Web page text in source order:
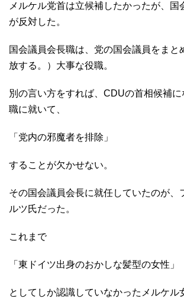
メルケル党首は立候補したかったが、国
が反対した。
国会議員会長職は、党の国会議員をまと
放する。）大事な役職。
別の言い方をすれば、CDUの首相候補
職に就いて、
「党内の邪魔者を排除」
することが欠かせない。
その国会議員会長に就任していたのが、
ルツ氏だった。
これまで
「東ドイツ出身のおかしな髪型の女性」
としてしか認識していなかったメルケル